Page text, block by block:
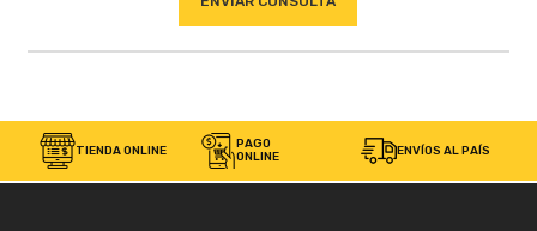
TIENDA ONLINE
PAGO
ONLINE
ENVÍOS AL PAÍS